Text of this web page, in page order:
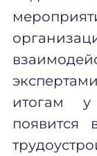
итогам у
появится